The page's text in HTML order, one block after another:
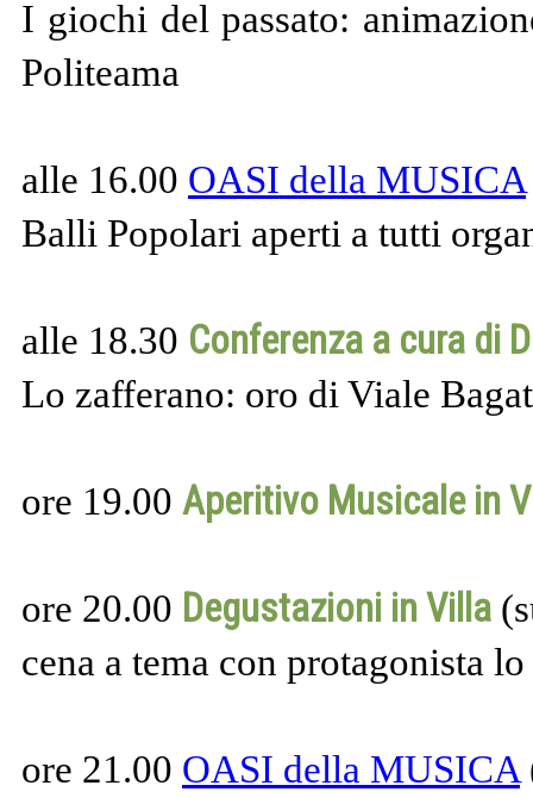
I giochi del passato:
Politeama
alle 16.00 OASI della MUSICA
Balli Popolari aperti a tutti
alle 18.30 Conferenza a cura di
Lo zafferano: oro di Viale
ore 19.00 Aperitivo Musicale in
ore 20.00 Degustazioni in Villa
cena a tema con protagonista
ore 21.00 OASI della MUSICA